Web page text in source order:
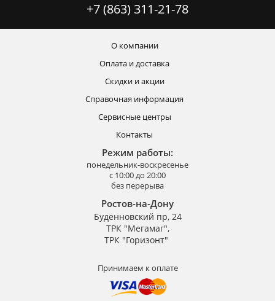
+7 (863) 311-21-78
О компании
Оплата и доставка
Скидки и акции
Справочная информация
Сервисные центры
Контакты
Режим работы:
понедельник-воскресенье
с 10:00 до 20:00
без перерыва
Ростов-на-Дону
Буденновский пр, 24
ТРК "Мегамаг",
ТРК "Горизонт"
Принимаем к оплате